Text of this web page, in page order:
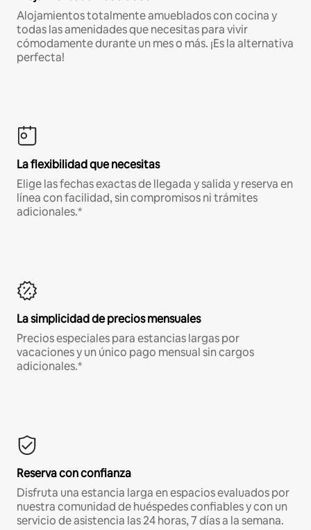
Alojamientos totalmente amueblados con cocina y
todas las amenidades que necesitas para vivir
cómodamente durante un mes o más. ¡Es la alternativa
perfecta!
La flexibilidad que necesitas
Elige las fechas exactas de llegada y salida y reserva en
línea con facilidad, sin compromisos ni trámites
adicionales.*
La simplicidad de precios mensuales
Precios especiales para estancias largas por
vacaciones y un único pago mensual sin cargos
adicionales.*
Reserva con confianza
Disfruta una estancia larga en espacios evaluados por
nuestra comunidad de huéspedes confiables y con un
servicio de asistencia las 24 horas, 7 días a la semana.